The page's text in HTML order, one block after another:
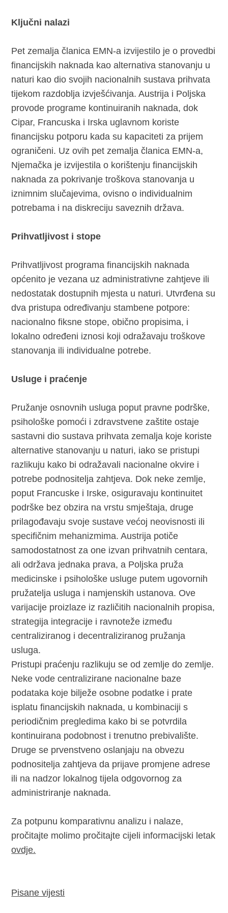
Ključni nalazi
Pet zemalja članica EMN-a izvijestilo je o provedbi
financijskih naknada kao alternativa stanovanju u
naturi kao dio svojih nacionalnih sustava prihvata
tijekom razdoblja izvješćivanja. Austrija i Poljska
provode programe kontinuiranih naknada, dok
Cipar, Francuska i Irska uglavnom koriste
financijsku potporu kada su kapaciteti za prijem
ograničeni. Uz ovih pet zemalja članica EMN-a,
Njemačka je izvijestila o korištenju financijskih
naknada za pokrivanje troškova stanovanja u
iznimnim slučajevima, ovisno o individualnim
potrebama i na diskreciju saveznih država.
Prihvatljivost i stope
Prihvatljivost programa financijskih naknada
općenito je vezana uz administrativne zahtjeve ili
nedostatak dostupnih mjesta u naturi. Utvrđena su
dva pristupa određivanju stambene potpore:
nacionalno fiksne stope, obično propisima, i
lokalno određeni iznosi koji odražavaju troškove
stanovanja ili individualne potrebe.
Usluge i praćenje
Pružanje osnovnih usluga poput pravne podrške,
psihološke pomoći i zdravstvene zaštite ostaje
sastavni dio sustava prihvata zemalja koje koriste
alternative stanovanju u naturi, iako se pristupi
razlikuju kako bi odražavali nacionalne okvire i
potrebe podnositelja zahtjeva. Dok neke zemlje,
poput Francuske i Irske, osiguravaju kontinuitet
podrške bez obzira na vrstu smještaja, druge
prilagođavaju svoje sustave većoj neovisnosti ili
specifičnim mehanizmima. Austrija potiče
samodostatnost za one izvan prihvatnih centara,
ali održava jednaka prava, a Poljska pruža
medicinske i psihološke usluge putem ugovornih
pružatelja usluga i namjenskih ustanova. Ove
varijacije proizlaze iz različitih nacionalnih propisa,
strategija integracije i ravnoteže između
centraliziranog i decentraliziranog pružanja
usluga.
Pristupi praćenju razlikuju se od zemlje do zemlje.
Neke vode centralizirane nacionalne baze
podataka koje bilježe osobne podatke i prate
isplatu financijskih naknada, u kombinaciji s
periodičnim pregledima kako bi se potvrdila
kontinuirana podobnost i trenutno prebivalište.
Druge se prvenstveno oslanjaju na obvezu
podnositelja zahtjeva da prijave promjene adrese
ili na nadzor lokalnog tijela odgovornog za
administriranje naknada.
Za potpunu komparativnu analizu i nalaze,
pročitajte molimo pročitajte cijeli informacijski letak
ovdje.
Pisane vijesti